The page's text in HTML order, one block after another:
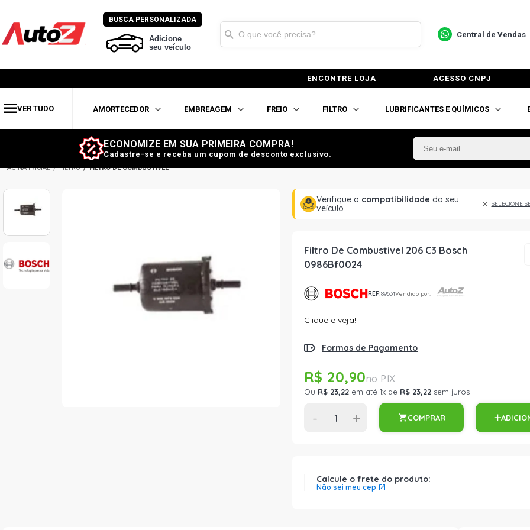
BUSCA PERSONALIZADA
Adicione
seu veículo
Central de Vendas
ENCONTRE LOJA ACESSO CNPJ
VER TUDO AMORTECEDOR EMBREAGEM FREIO FILTRO LUBRIFICANTES E QUÍMICOS
ECONOMIZE EM SUA PRIMEIRA COMPRA!
Cadastre-se e receba um cupom de desconto exclusivo.
FILTRO FILTRO DE COMBUSTÍVEL
Verifique a compatibilidade do seu
veículo
SELECIONE
Filtro De Combustivel 206 C3 Bosch
0986Bf0024
REF:89631Vendido por:
Clique e veja!
Formas de Pagamento
R$ 20,90
Ou R$ 23,22 em até 1x de R$ 23,22 sem juros
- + COMPRAR
Calcule o frete do produto:
Não sei meu cep